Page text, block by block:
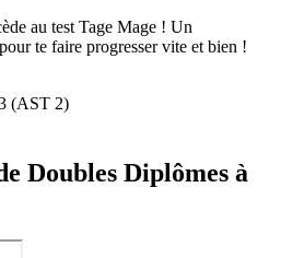
au test Tage Mage ! Un
te faire progresser vite et bien !
(AST 2)
Doubles Diplômes à